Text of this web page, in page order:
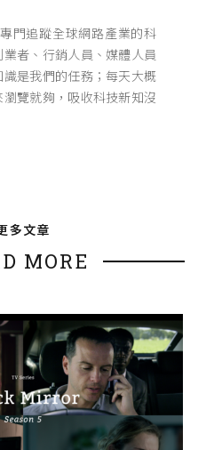
門追蹤全球網路產業的科
者、行銷人員、媒體人員
是我們的任務；每天大概
覽就夠，吸收科技新知沒
多文章
MORE